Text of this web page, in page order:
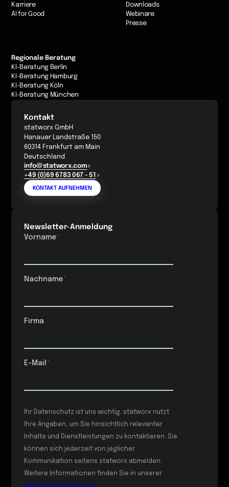
Karriere
AI for Good
Downloads
Webinare
Presse
Regionale Beratung
KI-Beratung Berlin
KI-Beratung Hamburg
KI-Beratung Köln
KI-Beratung München
Kontakt
statworx GmbH
Hanauer Landstraße 150
60314 Frankfurt am Main
Deutschland
info@statworx.com
+49 (0)69 6783 067 - 51
KONTAKT AUFNEHMEN
Newsletter-Anmeldung